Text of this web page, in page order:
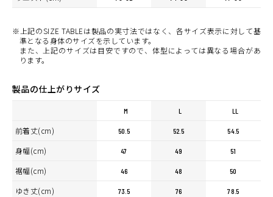
※上記のSIZE TABLEは製品の実寸法ではなく、各サイズ表示に対して基
準となる身体のサイズを示しています。
また、上記のサイズは目安ですので、体型によっては異なる場合があ
ります。
製品の仕上がりサイズ
M L LL
前着丈(cm) 50.5 52.5 54.5
身幅(cm) 47 49 51
裾幅(cm) 46 48 50
ゆき丈(cm) 73.5 76 78.5